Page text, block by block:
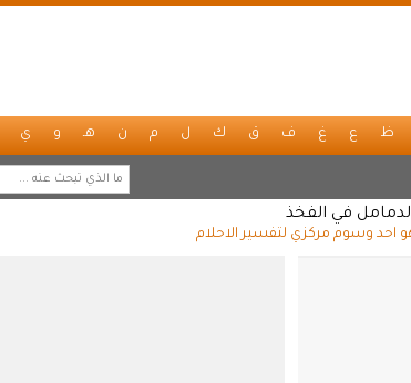
ظ ع غ ف ق ك ل م ن هـ و ي
في الفخذ
احد وسوم مركزي لتفسير الاحلام